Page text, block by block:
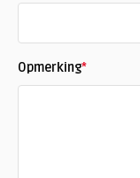
Opmerking*